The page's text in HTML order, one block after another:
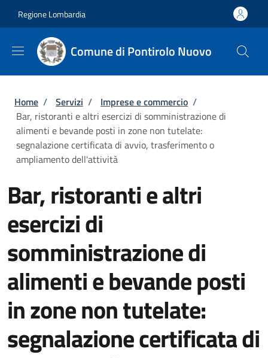
Regione Lombardia
Comune di Pontirolo Nuovo
Briciole di pane
Home / Servizi / Imprese e commercio /
Bar, ristoranti e altri esercizi di somministrazione di
alimenti e bevande posti in zone non tutelate:
segnalazione certificata di avvio, trasferimento o
ampliamento dell'attività
Bar, ristoranti e altri
esercizi di
somministrazione di
alimenti e bevande posti
in zone non tutelate:
segnalazione certificata di